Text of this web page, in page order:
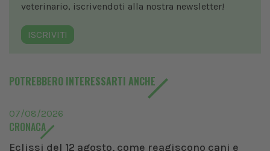
veterinario, iscrivendoti alla nostra newsletter!
ISCRIVITI
POTREBBERO INTERESSARTI ANCHE
07/08/2026
CRONACA
Eclissi del 12 agosto, come reagiscono cani e